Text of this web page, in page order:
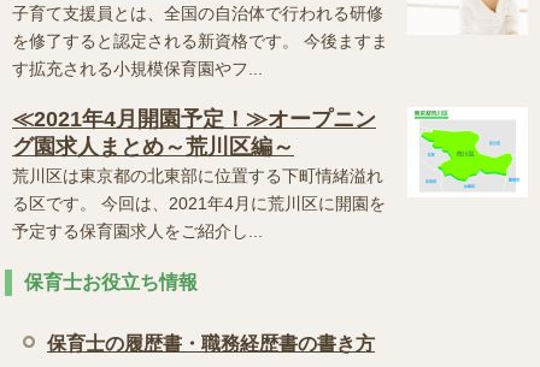
子育て支援員とは、全国の自治体で行われる研修
を修了すると認定される新資格です。 今後ますま
す拡充される小規模保育園やフ...
≪2021年4月開園予定！≫オープニン
グ園求人まとめ～荒川区編～
荒川区は東京都の北東部に位置する下町情緒溢れ
る区です。 今回は、2021年4月に荒川区に開園を
予定する保育園求人をご紹介し...
保育士お役立ち情報
保育士の履歴書・職務経歴書の書き方